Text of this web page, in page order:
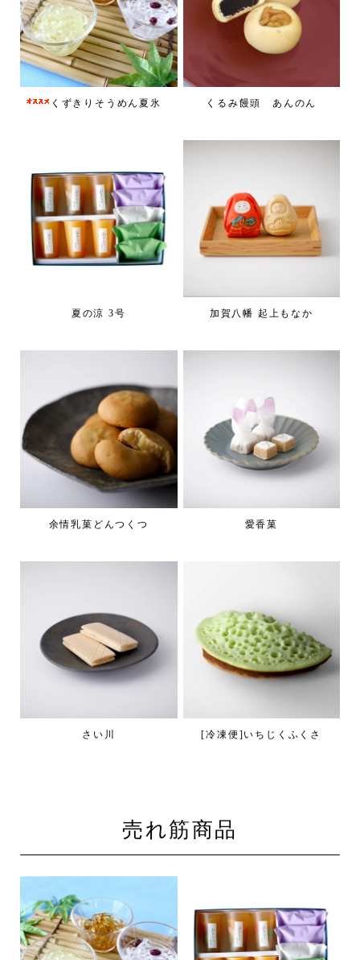
くずきりそうめん夏氷 くるみ饅頭 あんのん
夏の涼 3号 加賀八幡 起上もなか
余情乳菓どんつくつ 愛香菓
さい川 [冷凍便]いちじくふくさ
売れ筋商品